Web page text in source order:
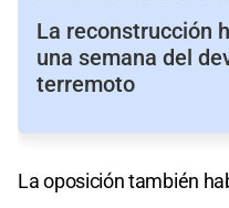
La reconstrucción
una semana del
terremoto
La oposición también